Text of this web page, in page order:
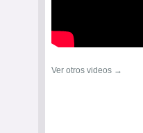
Ver otros videos →